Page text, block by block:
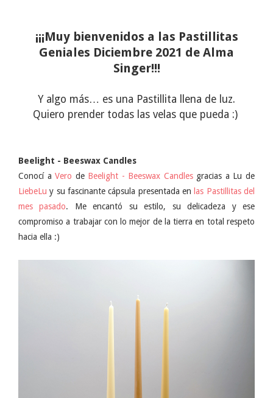
¡¡¡Muy bienvenidos a las Pastillitas
Geniales Diciembre 2021 de Alma
Singer!!!
Y algo más… es una Pastillita llena de luz.
Quiero prender todas las velas que pueda :)
Beelight - Beeswax Candles
Conocí aVero de Beelight - Beeswax Candlesgracias a Lu de
LiebeLu y su fascinante cápsula presentada en las Pastillitas del
mes pasado. Me encantó su estilo, su delicadeza y ese
compromiso a trabajar con lo mejor de la tierra en total respeto
hacia ella :)